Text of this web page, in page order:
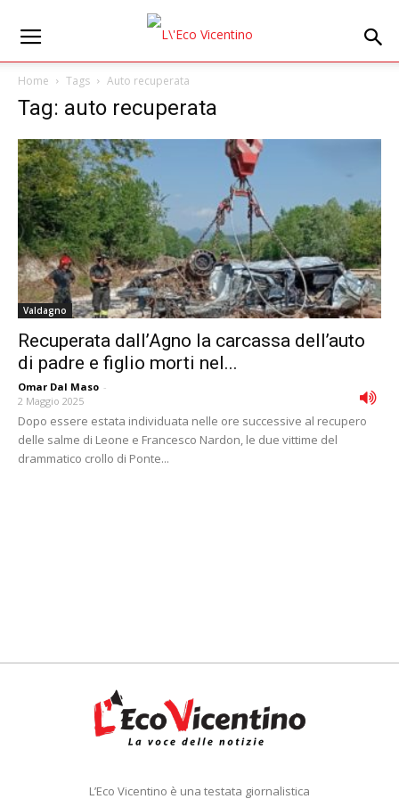
Home Tags Auto recuperata
Tag: auto recuperata
Valdagno
Recuperata dall’Agno la carcassa dell’auto
di padre e figlio morti nel...
Omar Dal Maso -
2 Maggio 2025
Dopo essere estata individuata nelle ore successive al recupero
delle salme di Leone e Francesco Nardon, le due vittime del
drammatico crollo di Ponte...
L’Eco Vicentino è una testata giornalistica